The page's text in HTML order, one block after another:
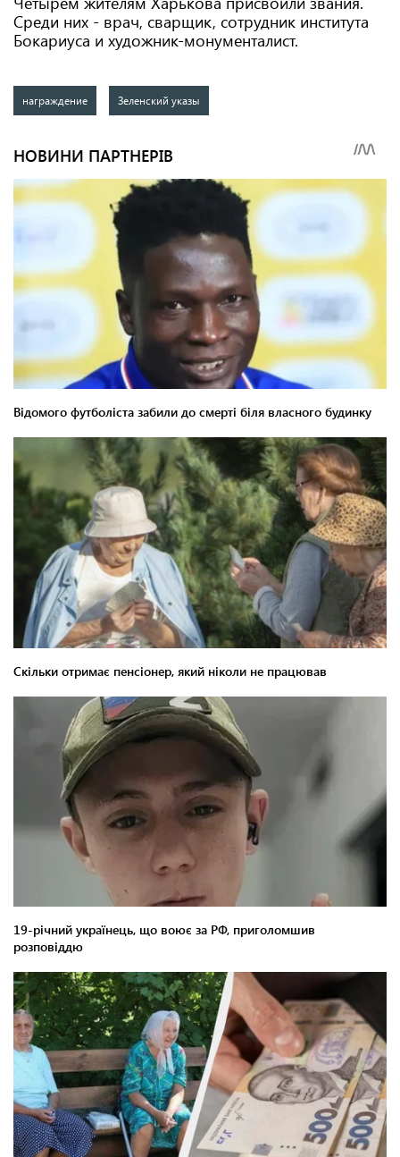
Среди них - врач, сварщик, сотрудник института
Бокариуса и художник-монументалист.
награждение Зеленский указы